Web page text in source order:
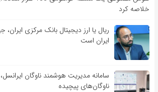
خلاصه کرد
ریال یا ارز دیجیتال بانک مرکزی
ایران است
سامانه مدیریت هوشمند ناوگان
ناوگان‌های پیچیده